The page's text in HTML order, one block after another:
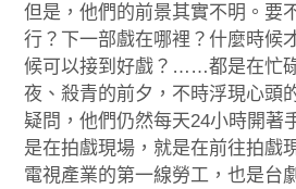
但是，他們的前景其實不明。要
行？下一部戲在哪裡？什麼時候
候可以接到好戲？……都是在忙
夜、殺青的前夕，不時浮現心頭
疑問，他們仍然每天24小時開著
是在拍戲現場，就是在前往拍戲
電視產業的第一線勞工，也是台